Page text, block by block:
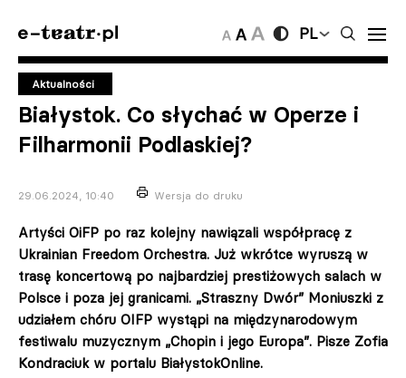
PL
Aktualności
Białystok. Co słychać w Operze i
Filharmonii Podlaskiej?
29.06.2024, 10:40 Wersja do druku
Artyści OiFP po raz kolejny nawiązali współpracę z
Ukrainian Freedom Orchestra. Już wkrótce wyruszą w
trasę koncertową po najbardziej prestiżowych salach w
Polsce i poza jej granicami. „Straszny Dwór” Moniuszki z
udziałem chóru OIFP wystąpi na międzynarodowym
festiwalu muzycznym „Chopin i jego Europa”. Pisze Zofia
Kondraciuk w portalu BiałystokOnline.